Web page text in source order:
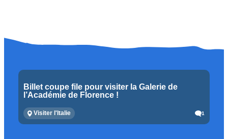
Billet coupe file pour visiter la Galerie de
l’Académie de Florence !
Visiter l'Italie 1